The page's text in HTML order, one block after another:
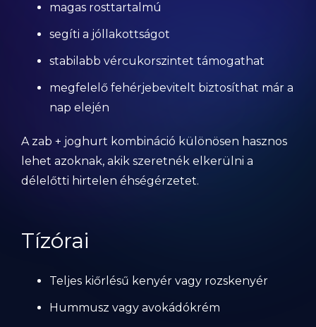
magas rosttartalmú
segíti a jóllakottságot
stabilabb vércukorszintet támogathat
megfelelő fehérjebevitelt biztosíthat már a
nap elején
A zab + joghurt kombináció különösen hasznos
lehet azoknak, akik szeretnék elkerülni a
délelőtti hirtelen éhségérzetet.
Tízórai
Teljes kiőrlésű kenyér vagy rozskenyér
Hummusz vagy avokádókrém